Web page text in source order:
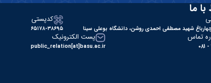
با ما
شهید مصطفی احمدی روشن، دانشگاه بوعلی سینا
کدپستی
۶۵۱۷۸-۳۸۶۹۵
تماس پست الکترونیک
public_relation[at]basu.ac.ir